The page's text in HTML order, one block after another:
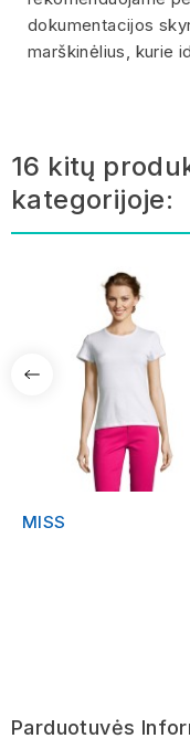
dokumentacijos
marškinėlius, kurie
16 kitų
kategorijoje:
MISS
Parduotuvės